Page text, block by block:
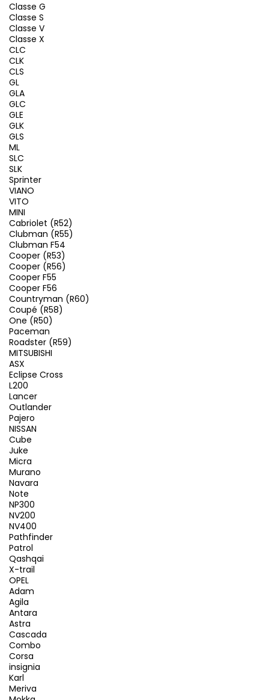
Classe G
Classe S
Classe V
Classe X
CLC
CLK
CLS
GL
GLA
GLC
GLE
GLK
GLS
ML
SLC
SLK
Sprinter
VIANO
VITO
MINI
Cabriolet (R52)
Clubman (R55)
Clubman F54
Cooper (R53)
Cooper (R56)
Cooper F55
Cooper F56
Countryman (R60)
Coupé (R58)
One (R50)
Paceman
Roadster (R59)
MITSUBISHI
ASX
Eclipse Cross
L200
Lancer
Outlander
Pajero
NISSAN
Cube
Juke
Micra
Murano
Navara
Note
NP300
NV200
NV400
Pathfinder
Patrol
Qashqai
X-trail
OPEL
Adam
Agila
Antara
Astra
Cascada
Combo
Corsa
insignia
Karl
Meriva